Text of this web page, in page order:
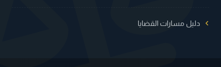
دليل مسارات القضايا